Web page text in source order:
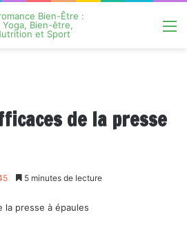
de la presse
5 minutes de lecture